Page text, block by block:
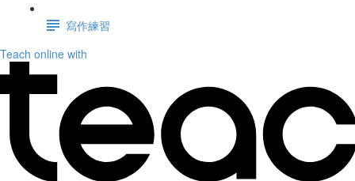
寫作練習
Teach online with